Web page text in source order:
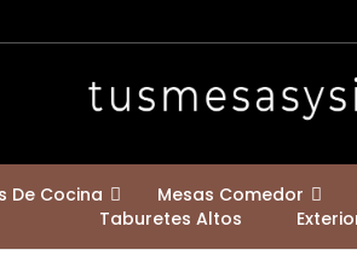
De Cocina Mesas Comedor
Taburetes Altos